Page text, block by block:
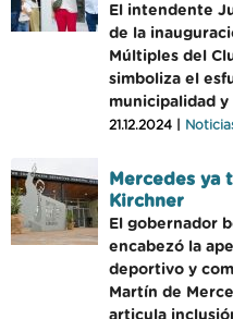
El intendente
de la
Múltiples del
simboliza el
municipalidad
21.12.2024 |
Mercedes ya
Kirchner
El gobernador
encabezó la
deportivo y
Martín de
articula